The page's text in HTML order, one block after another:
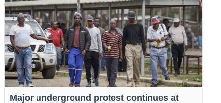
Major underground protest continues at